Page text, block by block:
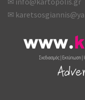
✉